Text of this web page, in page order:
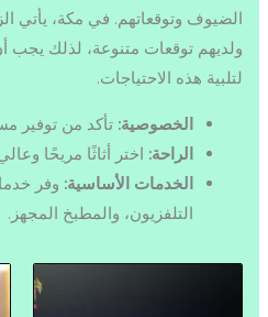
الضيوف وتوقعاتهم. في مكة، يأتي
ولديهم توقعات متنوعة، لذلك يجب
لتلبية هذه الاحتياجات.
الخصوصية: تأكد من توفير
الراحة: اختر أثاثًا مريحًا
الخدمات الأساسية: وفر
التلفزيون، والمطبخ المجهز.